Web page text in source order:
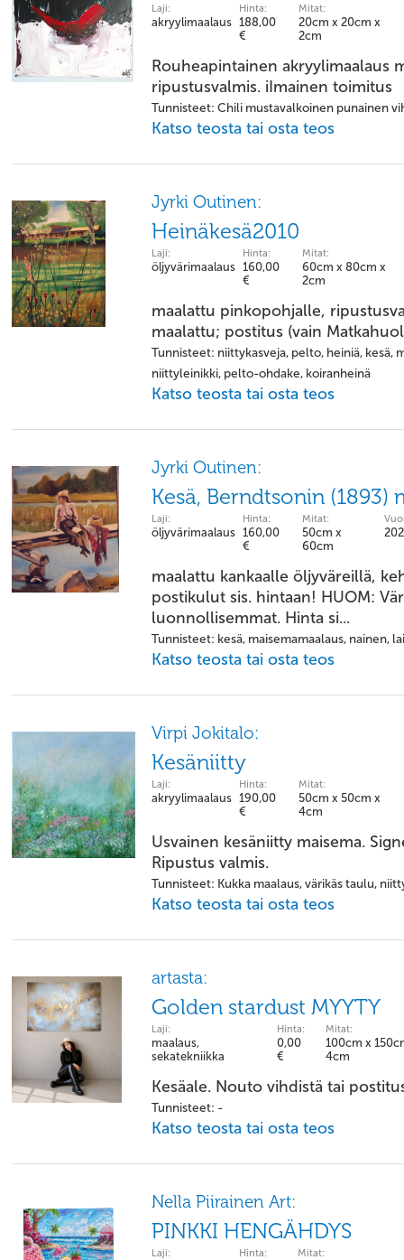
Laji:
akryylimaalaus
Hinta:
188,00
€
Mitat:
20cm x 20cm x
2cm
Rouheapintainen akryylimaalaus
ripustusvalmis. iImainen toimitus
Tunnisteet: Chili mustavalkoinen punainen
Katso teosta tai osta teos
Jyrki Outinen:
Heinäkesä2010
Laji:
öljyvärimaalaus
Hinta:
160,00
€
Mitat:
60cm x 80cm x
2cm
maalattu pinkopohjalle,
maalattu; postitus (vain
Tunnisteet: niittykasveja, pelto, heiniä, kesä,
niittyleinikki, pelto-ohdake, koiranheinä
Katso teosta tai osta teos
Jyrki Outinen:
Kesä, Berndtsonin (1893)
Laji:
öljyvärimaalaus
Hinta:
160,00
€
Mitat:
50cm x
60cm
maalattu kankaalle öljyväreillä,
postikulut sis. hintaan! HUOM:
luonnollisemmat. Hinta si...
Tunnisteet: kesä, maisemamaalaus, nainen,
Katso teosta tai osta teos
Virpi Jokitalo:
Kesäniitty
Laji:
akryylimaalaus
Hinta:
190,00
€
Mitat:
50cm x 50cm x
4cm
Usvainen kesäniitty maisema.
Ripustus valmis.
Tunnisteet: Kukka maalaus, värikäs taulu,
Katso teosta tai osta teos
artasta:
Golden stardust MYYTY
Laji:
maalaus,
sekatekniikka
Hinta:
0,00
€
Mitat:
100cm x
4cm
Kesäale. Nouto vihdistä tai
Tunnisteet: -
Katso teosta tai osta teos
Nella Piirainen Art:
PINKKI HENGÄHDYS
Laji: Hinta: Mitat: